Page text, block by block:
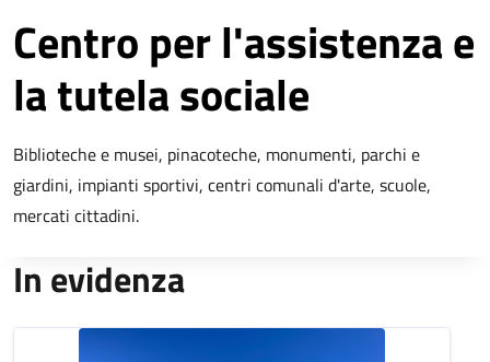
Centro per l'assistenza e
la tutela sociale
Biblioteche e musei, pinacoteche, monumenti, parchi e
giardini, impianti sportivi, centri comunali d'arte, scuole,
mercati cittadini.
In evidenza